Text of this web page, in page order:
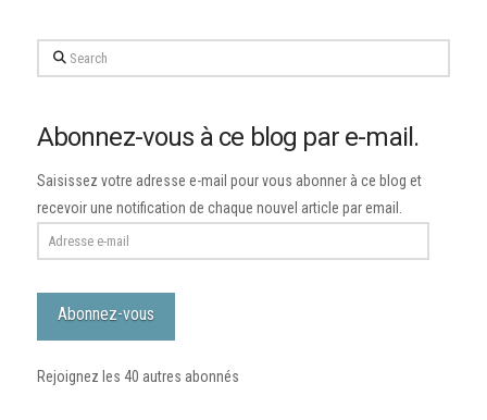
Search
Abonnez-vous à ce blog par e-mail.
Saisissez votre adresse e-mail pour vous abonner à ce blog et
recevoir une notification de chaque nouvel article par email.
Adresse
e-
Abonnez-vous
Rejoignez les 40 autres abonnés